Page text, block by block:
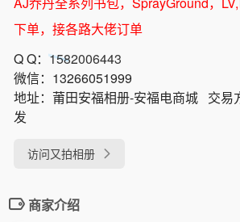
下单，接各路大佬订单
Q Q：1582006443
微信： 13266051999
地址： 莆田安福相册-安福电商城 交易
发
访问又拍相册
商家介绍